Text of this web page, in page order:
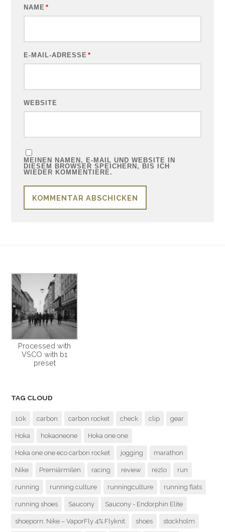
NAME *
E-MAIL-ADRESSE *
WEBSITE
MEINEN NAMEN, E-MAIL UND WEBSITE IN
DIESEM BROWSER SPEICHERN, BIS ICH
WIEDER KOMMENTIERE.
Processed with
VSCO with b1
preset
TAG CLOUD
10k carbon carbon rocket check clip gear
Hoka hokaoneone Hoka one one
Hoka one one eco carbon rocket jogging marathon
Nike Premiärmilen racing review rezlo run
running running culture runningculture running flats
running shoes Saucony Saucony - Endorphin Elite
shoeporn: Nike – VaporFly 4% Flyknit shoes stockholm